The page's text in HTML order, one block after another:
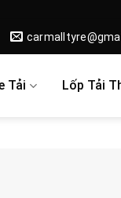
Tải Lốp Tải